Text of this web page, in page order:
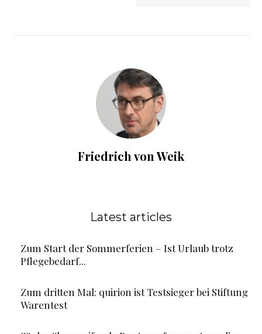
Friedrich von Weik
Latest articles
Zum Start der Sommerferien – Ist Urlaub trotz
Pflegebedarf...
Zum dritten Mal: quirion ist Testsieger bei Stiftung
Warentest